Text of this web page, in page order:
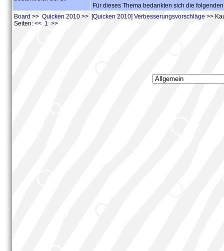
Für dieses Thema bedankten sich die
Board >> Quicken 2010 >> [Quicken 2010] Verbesserungsvorschläge >>
Seiten: << 1 >>